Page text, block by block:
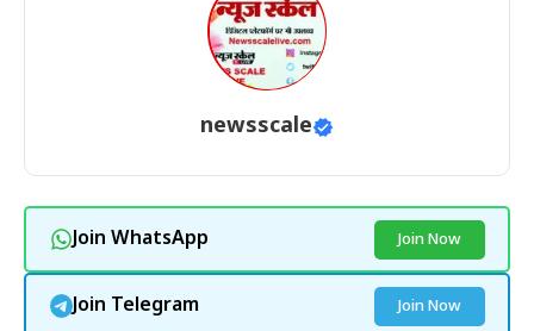
newsscale
Join WhatsApp Join Now
Join Telegram Join Now